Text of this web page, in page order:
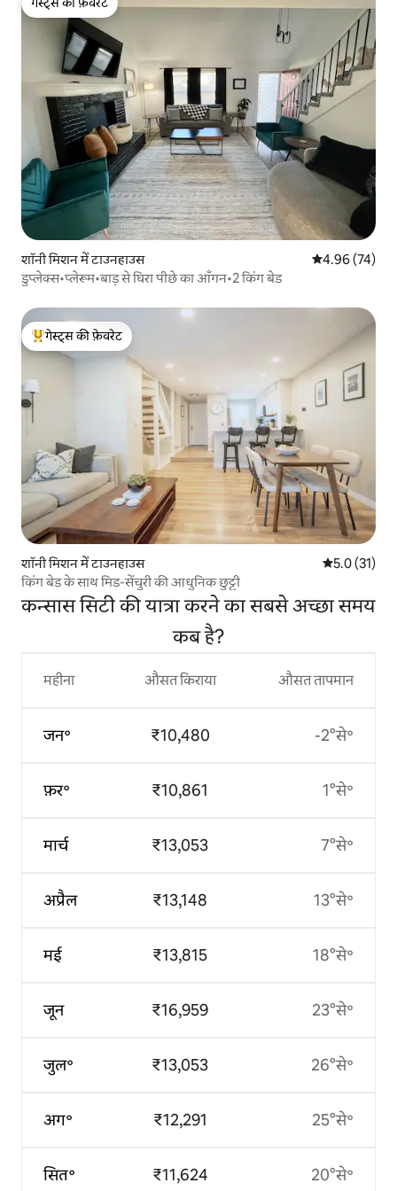
गेस्ट्स की फ़ेवरेट
शॉनी मिशन में टाउनहाउस औसत रेटिंग 5 में
4.96 (74)
डुप्लेक्स•प्लेरूम•बाड़ से घिरा पीछे का आँगन•2 किंग बेड
गेस्ट्स का टॉप फ़ेवरेट
गेस्ट्स की फ़ेवरेट
शॉनी मिशन में टाउनहाउस औसत रेटिंग 5
5.0 (31)
किंग बेड के साथ मिड-सेंचुरी की आधुनिक छुट्टी
कन्सास सिटी की यात्रा करने का सबसे अच्छा समय
कब है?
महीना
जन॰
फ़र॰
मार्च
अप्रैल
मई
जून
जुल॰
अग॰
सित॰
औसत किराया
₹10,480
₹10,861
₹13,053
₹13,148
₹13,815
₹16,959
₹13,053
₹12,291
₹11,624
औसत तापमान
-2°से॰
1°से॰
7°से॰
13°से॰
18°से॰
23°से॰
26°से॰
25°से॰
20°से॰